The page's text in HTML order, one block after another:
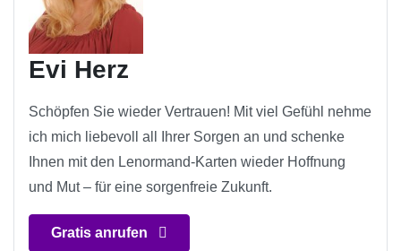
Evi Herz
Schöpfen Sie wieder Vertrauen! Mit viel Gefühl nehme
ich mich liebevoll all Ihrer Sorgen an und schenke
Ihnen mit den Lenormand-Karten wieder Hoffnung
und Mut – für eine sorgenfreie Zukunft.
Gratis anrufen